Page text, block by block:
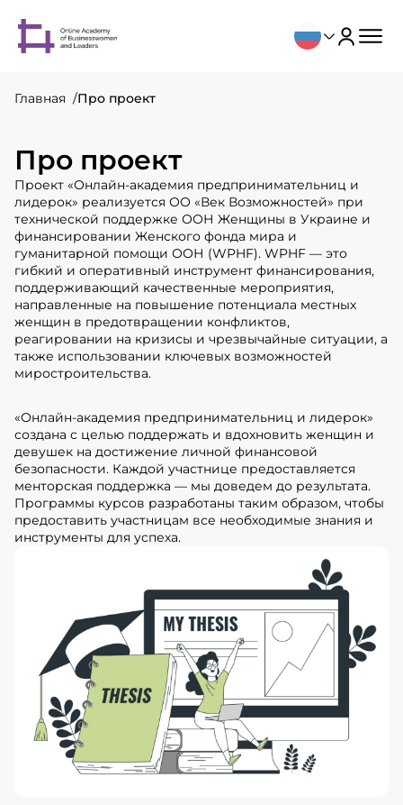
Главная Про проект
Про проект
Проект «Онлайн-академия предпринимательниц и
лидерок» реализуется ОО «Век Возможностей» при
технической поддержке ООН Женщины в Украине и
финансировании Женского фонда мира и
гуманитарной помощи ООН (WPHF). WPHF — это
гибкий и оперативный инструмент финансирования,
поддерживающий качественные мероприятия,
направленные на повышение потенциала местных
женщин в предотвращении конфликтов,
реагировании на кризисы и чрезвычайные ситуации, а
также использовании ключевых возможностей
миростроительства.
«Онлайн-академия предпринимательниц и лидерок»
создана с целью поддержать и вдохновить женщин и
девушек на достижение личной финансовой
безопасности. Каждой участнице предоставляется
менторская поддержка — мы доведем до результата.
Программы курсов разработаны таким образом, чтобы
предоставить участницам все необходимые знания и
инструменты для успеха.